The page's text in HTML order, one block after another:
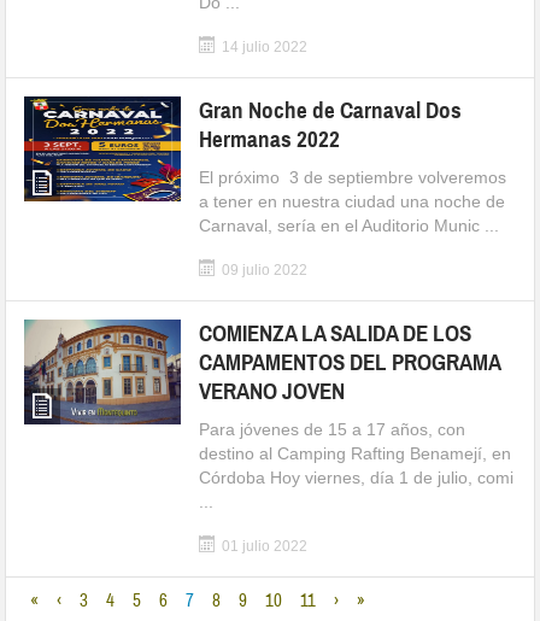
14 julio 2022
Gran Noche de Carnaval Dos
Hermanas 2022
El próximo 3 de septiembre volveremos
a tener en nuestra ciudad una noche de
Carnaval, sería en el Auditorio Munic ...
09 julio 2022
COMIENZA LA SALIDA DE LOS
CAMPAMENTOS DEL PROGRAMA
VERANO JOVEN
Para jóvenes de 15 a 17 años, con
destino al Camping Rafting Benamejí, en
Córdoba Hoy viernes, día 1 de julio, comi
01 julio 2022
« ‹ 3 4 5 6 7 8 9 10 11 › »